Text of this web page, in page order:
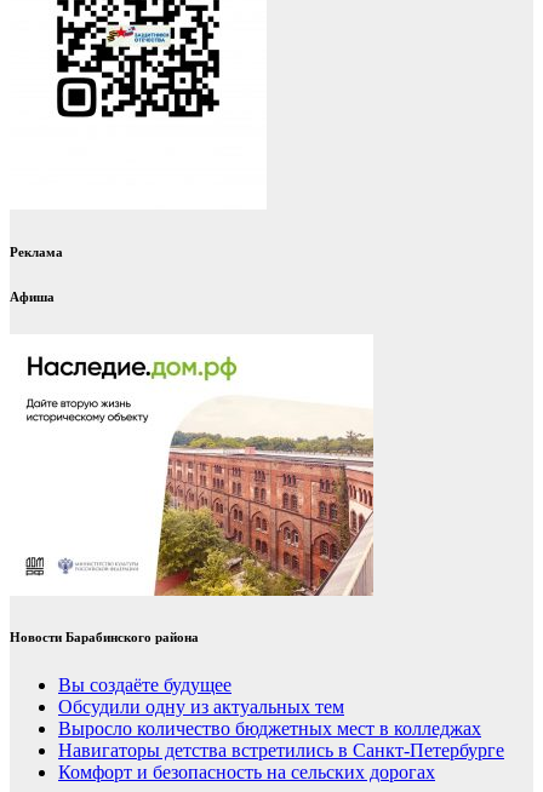
Реклама
Афиша
Новости Барабинского района
Вы создаёте будущее
Обсудили одну из актуальных тем
Выросло количество бюджетных мест в колледжах
Навигаторы детства встретились в Санкт-Петербурге
Комфорт и безопасность на сельских дорогах